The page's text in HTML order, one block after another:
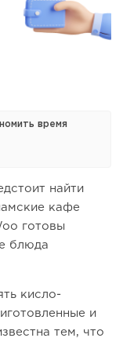
время
найти
кафе
готовы
блюда
кисло-
и
тем, что